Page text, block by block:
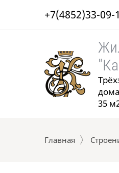
+7(4852)33-09-
35
Главная